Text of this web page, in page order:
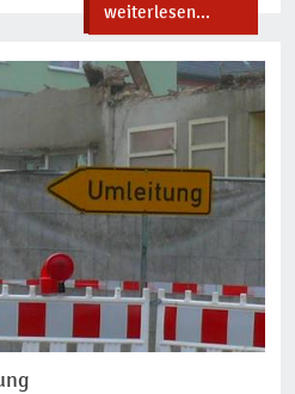
weiterlesen...